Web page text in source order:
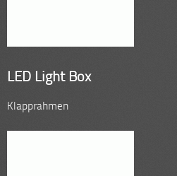
LED Light Box
Klapprahmen